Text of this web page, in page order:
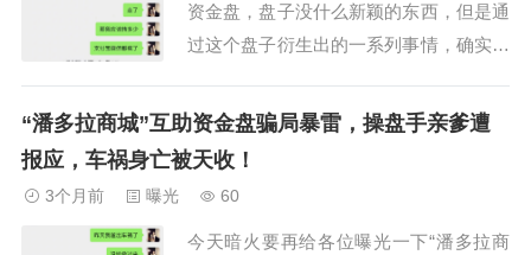
资金盘，盘子没什么新颖的东西，但是通
过这个盘子衍生出的一系列事情，确实很
路，就在项目崩盘跑路的第二天，操盘手
过来，被老天爷收走了。这要干了多少伤
让会员抢单，...
“潘多拉商城”互助资金盘骗局暴雷，操盘手亲爹遭
报应，车祸身亡被天收！
3个月前 曝光 60
今天暗火要再给各位曝光一下“潘多拉商